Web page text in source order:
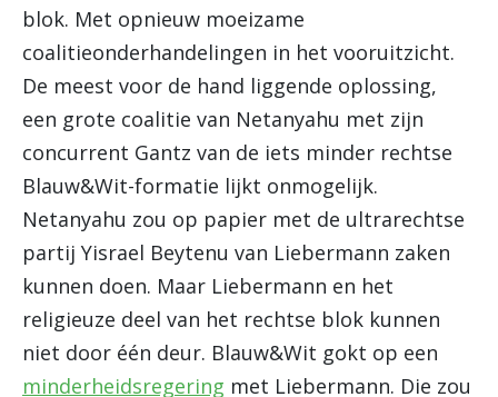
blok. Met opnieuw moeizame
coalitieonderhandelingen in het vooruitzicht.
De meest voor de hand liggende oplossing,
een grote coalitie van Netanyahu met zijn
concurrent Gantz van de iets minder rechtse
Blauw&Wit-formatie lijkt onmogelijk.
Netanyahu zou op papier met de ultrarechtse
partij Yisrael Beytenu van Liebermann zaken
kunnen doen. Maar Liebermann en het
religieuze deel van het rechtse blok kunnen
niet door één deur. Blauw&Wit gokt op een
minderheidsregering met Liebermann. Die zou